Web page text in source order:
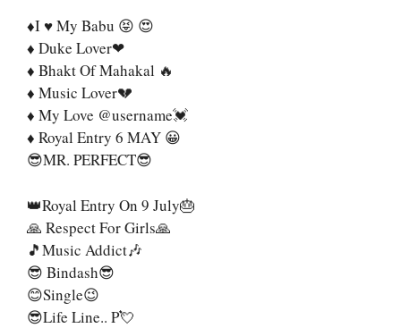
♦️I ♥️ My Babu 😝 😍
♦️ Duke Lover❤
♦️ Bhakt Of Mahakal 🔥
♦️ Music Lover💔
♦️ My Love @username💓
♦️ Royal Entry 6 MAY 😀
😎MR. PERFECT😎
👑Royal Entry On 9 July🎂
🙏 Respect For Girls🙏
🎵Music Addict🎶
😎 Bindash😎
😊Single😉
😎Life Line.. P💘